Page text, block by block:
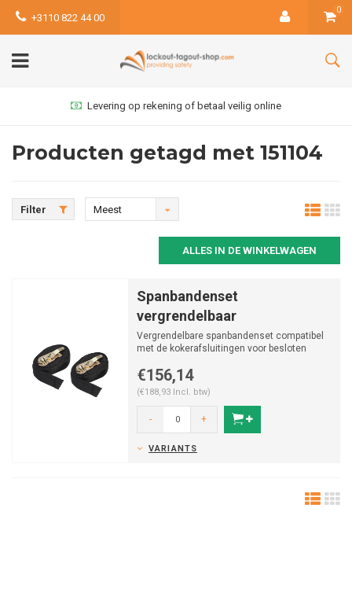
+3110 822 44 00
0
Levering op rekening of betaal veilig online
Producten getagd met 151104
Filter
Meest
ALLES IN DE WINKELWAGEN
Spanbandenset
vergrendelbaar
Vergrendelbare spanbandenset compatibel
met de kokerafsluitingen voor besloten
€156,14
(€188,93 Incl. btw)
- +
VARIANTS